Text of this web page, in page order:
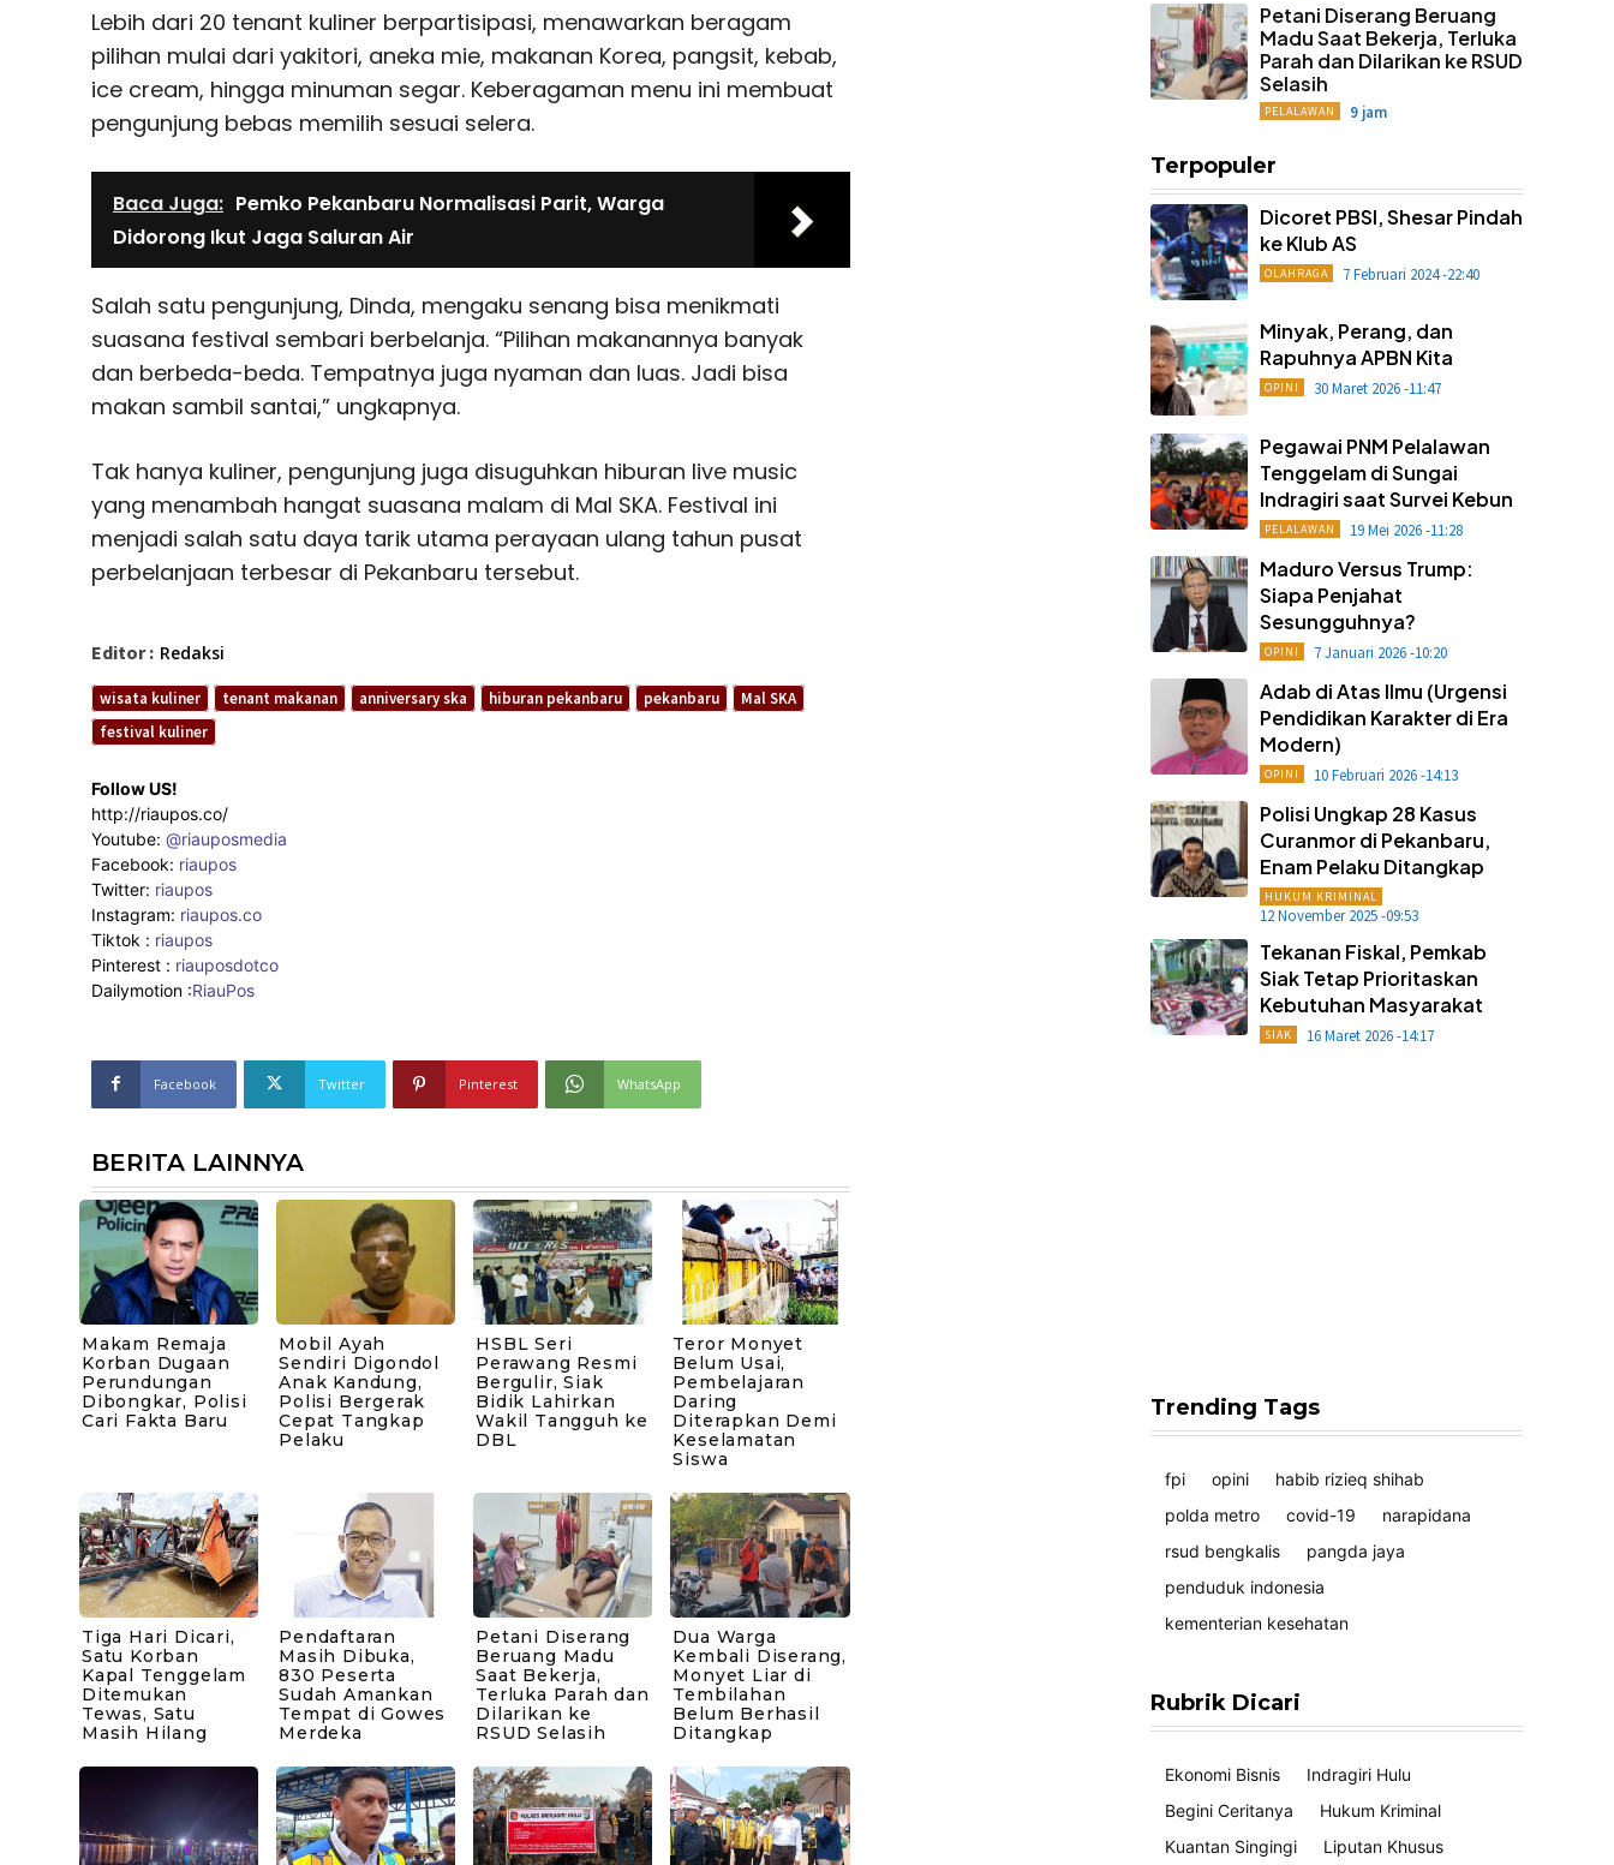
Lebih dari 20 tenant kuliner berpartisipasi, menawarkan beragam
pilihan mulai dari yakitori, aneka mie, makanan Korea, pangsit, kebab,
ice cream, hingga minuman segar. Keberagaman menu ini membuat
pengunjung bebas memilih sesuai selera.
Baca Juga: Pemko Pekanbaru Normalisasi Parit, Warga
Didorong Ikut Jaga Saluran Air
Salah satu pengunjung, Dinda, mengaku senang bisa menikmati
suasana festival sembari berbelanja. “Pilihan makanannya banyak
dan berbeda-beda. Tempatnya juga nyaman dan luas. Jadi bisa
makan sambil santai,” ungkapnya.
Tak hanya kuliner, pengunjung juga disuguhkan hiburan live music
yang menambah hangat suasana malam di Mal SKA. Festival ini
menjadi salah satu daya tarik utama perayaan ulang tahun pusat
perbelanjaan terbesar di Pekanbaru tersebut.
Editor : Redaksi
wisata kuliner tenant makanan anniversary ska hiburan pekanbaru pekanbaru
Mal SKA
festival kuliner
Follow US!
http://riaupos.co/
Youtube: @riauposmedia
Facebook: riaupos
Twitter: riaupos
Instagram: riaupos.co
Tiktok : riaupos
Pinterest : riauposdotco
Dailymotion :RiauPos
Facebook Twitter Pinterest WhatsApp
BERITA LAINNYA
Makam Remaja
Korban Dugaan
Perundungan
Dibongkar, Polisi
Cari Fakta Baru
Mobil Ayah
Sendiri Digondol
Anak Kandung,
Polisi Bergerak
Cepat Tangkap
Pelaku
HSBL Seri
Perawang Resmi
Bergulir, Siak
Bidik Lahirkan
Wakil Tangguh ke
DBL
Teror Monyet
Belum Usai,
Pembelajaran
Daring
Diterapkan Demi
Keselamatan
Siswa
Tiga Hari Dicari,
Satu Korban
Kapal Tenggelam
Ditemukan
Tewas, Satu
Masih Hilang
Pendaftaran
Masih Dibuka,
830 Peserta
Sudah Amankan
Tempat di Gowes
Merdeka
Petani Diserang
Beruang Madu
Saat Bekerja,
Terluka Parah dan
Dilarikan ke
RSUD Selasih
Dua Warga
Kembali Diserang,
Monyet Liar di
Tembilahan
Belum Berhasil
Ditangkap
Petani Diserang Beruang
Madu Saat Bekerja, Terluka
Parah dan Dilarikan ke RSUD
Selasih
PELALAWAN 9 jam
Terpopuler
Dicoret PBSI, Shesar Pindah
ke Klub AS
OLAHRAGA 7 Februari 2024 -22:40
Minyak, Perang, dan
Rapuhnya APBN Kita
OPINI 30 Maret 2026 -11:47
Pegawai PNM Pelalawan
Tenggelam di Sungai
Indragiri saat Survei Kebun
PELALAWAN 19 Mei 2026 -11:28
Maduro Versus Trump:
Siapa Penjahat
Sesungguhnya?
OPINI 7 Januari 2026 -10:20
Adab di Atas Ilmu (Urgensi
Pendidikan Karakter di Era
Modern)
OPINI 10 Februari 2026 -14:13
Polisi Ungkap 28 Kasus
Curanmor di Pekanbaru,
Enam Pelaku Ditangkap
HUKUM KRIMINAL
12 November 2025 -09:53
Tekanan Fiskal, Pemkab
Siak Tetap Prioritaskan
Kebutuhan Masyarakat
SIAK 16 Maret 2026 -14:17
Trending Tags
fpi opini
habib rizieq shihab
polda metro
covid-19
narapidana
rsud bengkalis
pangda jaya
penduduk indonesia
kementerian kesehatan
Rubrik Dicari
Ekonomi Bisnis
Indragiri Hulu
Begini Ceritanya
Hukum Kriminal
Kuantan Singingi
Liputan Khusus